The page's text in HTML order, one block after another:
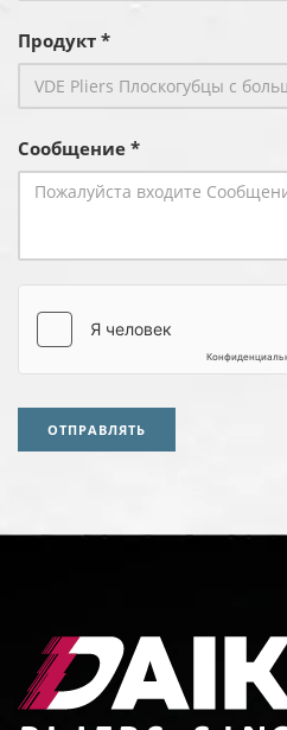
Продукт *
Сообщение *
ОТПРАВЛЯТЬ